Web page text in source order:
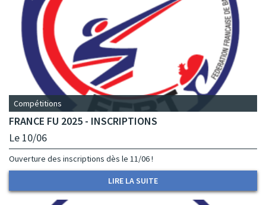
Compétitions
FRANCE FU 2025 - INSCRIPTIONS
Le 10/06
Ouverture des inscriptions dès le 11/06 !
LIRE LA SUITE